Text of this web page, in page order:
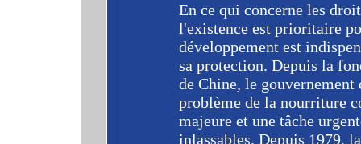
En ce qui concerne les
l'existence est prioritaire
développement est
sa protection. Depuis la
de Chine, le
problème de la nourriture
majeure et une tâche
inlassables. Depuis 1979,